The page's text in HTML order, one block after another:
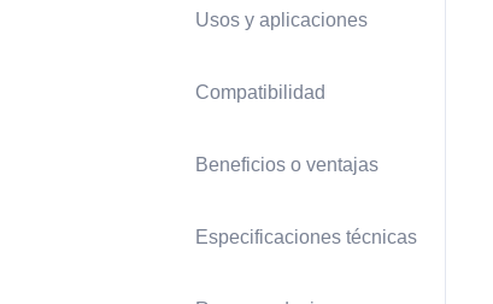
Usos y aplicaciones
Compatibilidad
Beneficios o ventajas
Especificaciones técnicas